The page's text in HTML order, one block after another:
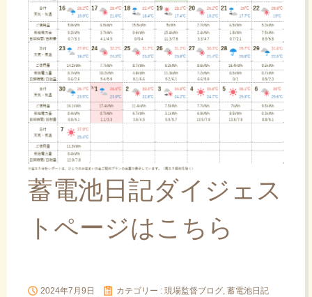
蓄電池日記ダイジェス
トページはこちら
2024年7月9日 カテゴリー : 現場監督ブログ, 蓄電池日記